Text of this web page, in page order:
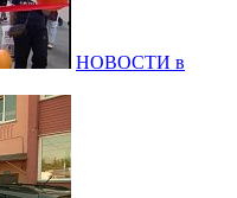
НОВОСТИ в